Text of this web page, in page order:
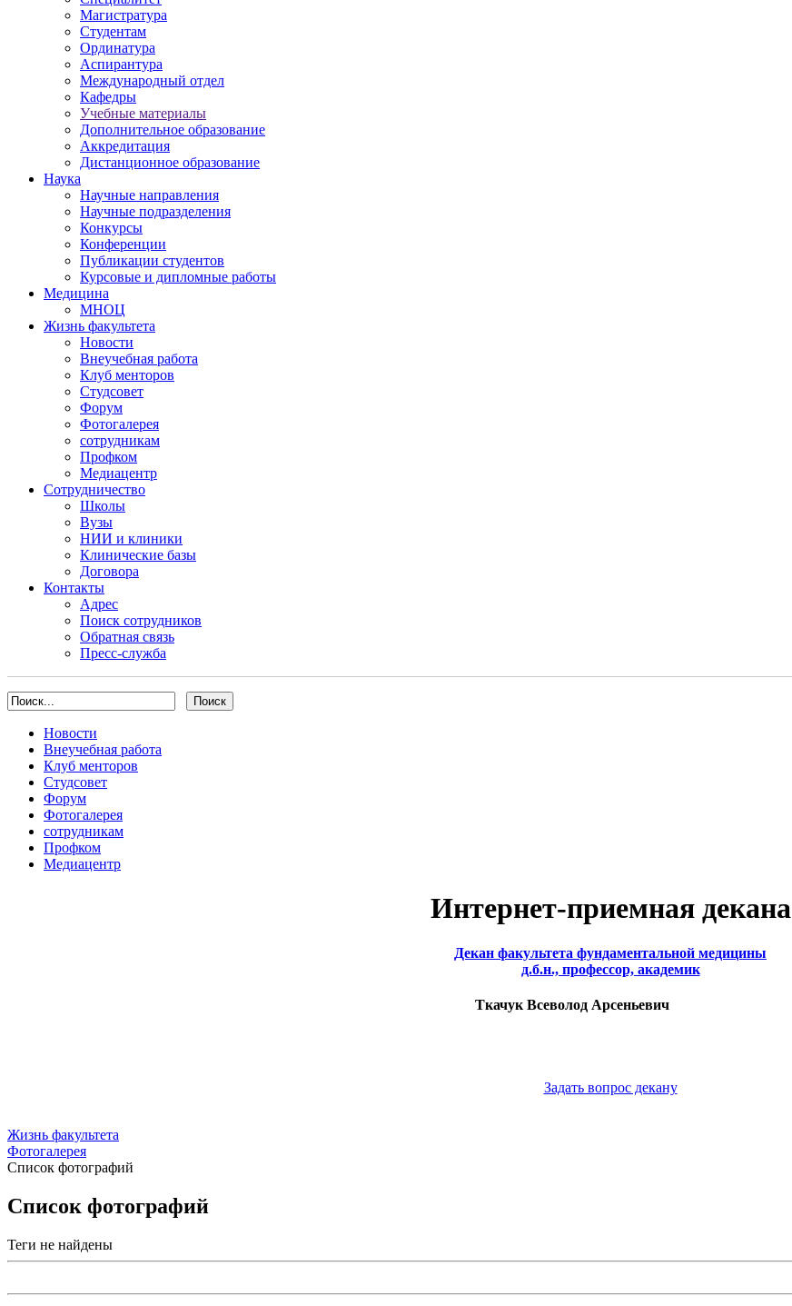
Магистратура
Студентам
Ординатура
Аспирантура
Международный отдел
Кафедры
Учебные материалы
Дополнительное образование
Аккредитация
Дистанционное образование
Наука
Научные направления
Научные подразделения
Конкурсы
Конференции
Публикации студентов
Курсовые и дипломные работы
Медицина
МНОЦ
Жизнь факультета
Новости
Внеучебная работа
Клуб менторов
Студсовет
Форум
Фотогалерея
сотрудникам
Профком
Медиацентр
Сотрудничество
Школы
Вузы
НИИ и клиники
Клинические базы
Договора
Контакты
Адрес
Поиск сотрудников
Обратная связь
Пресс-служба
Новости
Внеучебная работа
Клуб менторов
Студсовет
Форум
Фотогалерея
сотрудникам
Профком
Медиацентр
Интернет-приемная декана
Декан факультета фундаментальной медицины
д.б.н., профессор, академик
Ткачук Всеволод Арсеньевич
Задать вопрос декану
Жизнь факультета
Фотогалерея
Список фотографий
Список фотографий
Теги не найдены